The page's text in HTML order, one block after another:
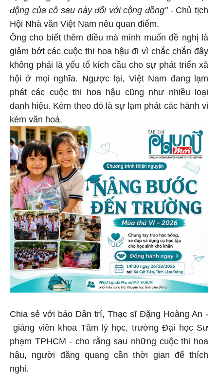
động của cô sau này đối với cộng đồng" -Chủ tịch
Hội Nhà văn Việt Nam nêu quan điểm.
Ông cho biết thêm điều mà mình muốn đề nghị là
giảm bớt các cuộc thi hoa hậu đi vì chắc chắn đây
không phải là yếu tố kích cầu cho sự phát triển xã
hội ở mọi nghĩa. Ngược lại, Việt Nam đang lạm
phát các cuộc thi hoa hậu cũng như nhiều loại
danh hiệu. Kèm theo đó là sự lạm phát các hành vi
kém văn hoá.
Chia sẻ với báo Dân trí, Thạc sĩ Đặng Hoàng An -
giảng viên khoa Tâm lý học, trường Đại học Sư
phạm TPHCM - cho rằng sau những cuộc thi hoa
hậu, người đăng quang cần thời gian để thích
nghi.